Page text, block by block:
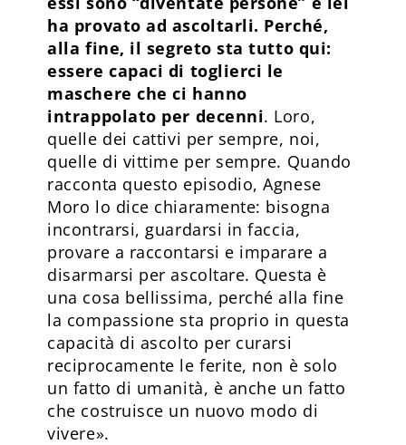
ha provato ad ascoltarli. Perché,
alla fine, il segreto sta tutto qui:
essere capaci di toglierci le
maschere che ci hanno
intrappolato per decenni. Loro,
quelle dei cattivi per sempre, noi,
quelle di vittime per sempre. Quando
racconta questo episodio, Agnese
Moro lo dice chiaramente: bisogna
incontrarsi, guardarsi in faccia,
provare a raccontarsi e imparare a
disarmarsi per ascoltare. Questa è
una cosa bellissima, perché alla fine
la compassione sta proprio in questa
capacità di ascolto per curarsi
reciprocamente le ferite, non è solo
un fatto di umanità, è anche un fatto
che costruisce un nuovo modo di
vivere».